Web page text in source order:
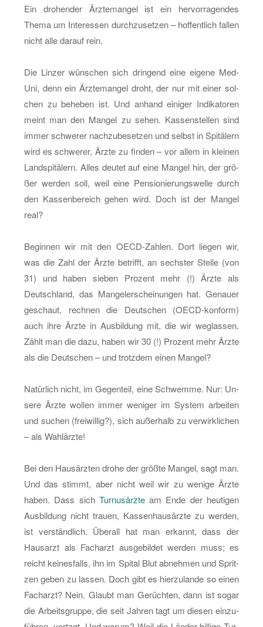
Ein dro­hen­der Ärz­te­man­gel ist ein her­vor­ra­gen­des
Thema um In­ter­es­sen durch­zu­set­zen – hof­fent­lich fal­len
nicht alle dar­auf rein.
Die Lin­zer wün­schen sich drin­gend eine ei­ge­ne Med-
Uni, denn ein Ärz­te­man­gel droht, der nur mit einer sol­
chen zu be­he­ben ist. Und an­hand ei­ni­ger In­di­ka­to­ren
meint man den Man­gel zu sehen. Kas­sen­stel­len sind
immer schwe­rer nach­zu­be­set­zen und selbst in Spi­tä­lern
wird es schwe­rer, Ärzte zu fin­den – vor allem in klei­nen
Land­spi­tä­lern. Alles deu­tet auf eine Man­gel hin, der grö­
ßer wer­den soll, weil eine Pen­sio­nie­rungs­wel­le durch
den Kas­sen­be­reich gehen wird. Doch ist der Man­gel
real?
Be­gin­nen wir mit den OECD-Zah­len. Dort lie­gen wir,
was die Zahl der Ärzte be­trifft, an sechs­ter Stel­le (von
31) und haben sie­ben Pro­zent mehr (!) Ärzte als
Deutsch­land, das Man­gel­er­schei­nun­gen hat. Ge­nau­er
ge­schaut, rech­nen die Deut­schen (OECD-kon­form)
auch ihre Ärzte in Aus­bil­dung mit, die wir weg­las­sen.
Zählt man die dazu, haben wir 30 (!) Pro­zent mehr Ärzte
als die Deut­schen – und trotz­dem einen Man­gel?
Na­tür­lich nicht, im Ge­gen­teil, eine Schwem­me. Nur: Un­
se­re Ärzte wol­len immer we­ni­ger im Sys­tem ar­bei­ten
und su­chen (frei­wil­lig?), sich au­ßer­halb zu ver­wirk­li­chen
– als Wahl­ärz­te!
Bei den Haus­ärz­ten drohe der größ­te Man­gel, sagt man.
Und das stimmt, aber nicht weil wir zu we­ni­ge Ärzte
haben. Dass sich Tur­nus­ärz­team Ende der heu­ti­gen
Aus­bil­dung nicht trau­en, Kas­sen­haus­ärz­te zu wer­den,
ist ver­ständ­lich. Über­all hat man er­kannt, dass der
Haus­arzt als Fach­arzt aus­ge­bil­det wer­den muss; es
reicht kei­nes­falls, ihn im Spi­tal Blut ab­neh­men und Sprit­
zen geben zu las­sen. Doch gibt es hier­zu­lan­de so einen
Fach­arzt? Nein. Glaubt man Ge­rüch­ten, dann ist sogar
die Ar­beits­grup­pe, die seit Jah­ren tagt um die­sen ein­zu­